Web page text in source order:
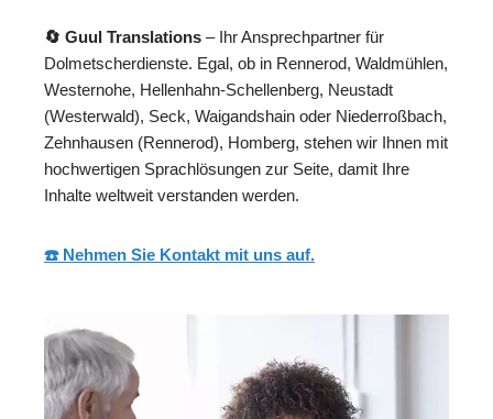
🔄 Guul Translations – Ihr Ansprechpartner für
Dolmetscherdienste. Egal, ob in Rennerod, Waldmühlen,
Westernohe, Hellenhahn-Schellenberg, Neustadt
(Westerwald), Seck, Waigandshain oder Niederroßbach,
Zehnhausen (Rennerod), Homberg, stehen wir Ihnen mit
hochwertigen Sprachlösungen zur Seite, damit Ihre
Inhalte weltweit verstanden werden.
☎️ Nehmen Sie Kontakt mit uns auf.